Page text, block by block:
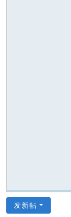
发新帖